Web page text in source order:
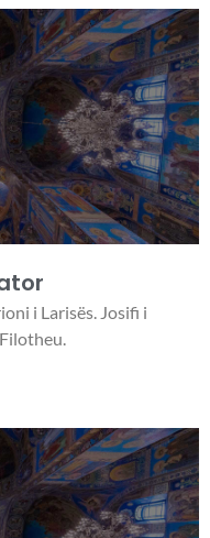
i Larisës. Josifi i